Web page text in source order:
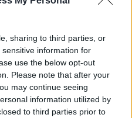
sharing to third parties, or
information for
use the below opt-out
Please note that after your
may continue seeing
information utilized by
to third parties prior to